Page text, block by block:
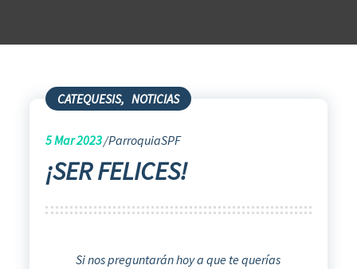
CATEQUESIS, NOTICIAS
5Mar 2023 ParroquiaSPF
¡SER FELICES!
Si nos preguntarán hoy a que te querías